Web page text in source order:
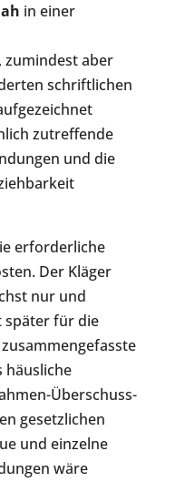
in einer
zumindest aber
schriftlichen
zutreffende
und die
erforderliche
Der Kläger
nur und
später für die
häusliche
Überschuss-
gesetzlichen
und einzelne
wäre